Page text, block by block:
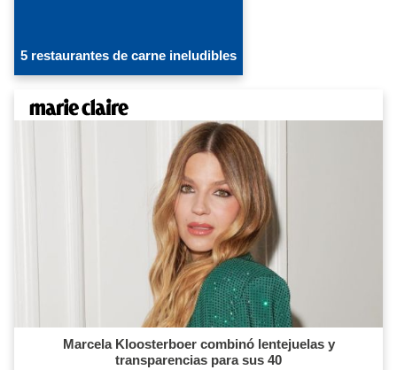
5 restaurantes de carne ineludibles
Marcela Kloosterboer combinó lentejuelas y
transparencias para sus 40